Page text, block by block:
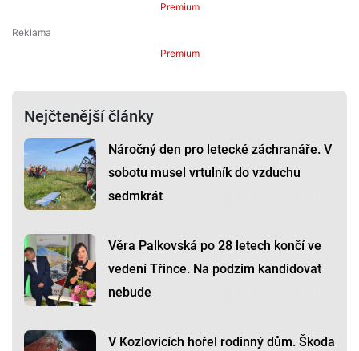
Premium
Premium
Nejčtenější články
Náročný den pro letecké záchranáře. V
sobotu musel vrtulník do vzduchu
sedmkrát
Věra Palkovská po 28 letech končí ve
vedení Třince. Na podzim kandidovat
nebude
V Kozlovicích hořel rodinný dům. Škoda